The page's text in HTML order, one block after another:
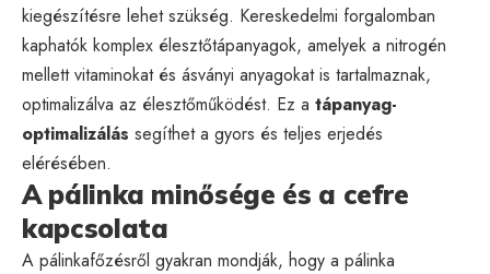
kiegészítésre lehet szükség. Kereskedelmi forgalomban
kaphatók komplex élesztőtápanyagok, amelyek a nitrogén
mellett vitaminokat és ásványi anyagokat is tartalmaznak,
optimalizálva az élesztőműködést. Ez a tápanyag-
optimalizálás segíthet a gyors és teljes erjedés
elérésében.
A pálinka minősége és a cefre
kapcsolata
A pálinkafőzésről gyakran mondják, hogy a pálinka